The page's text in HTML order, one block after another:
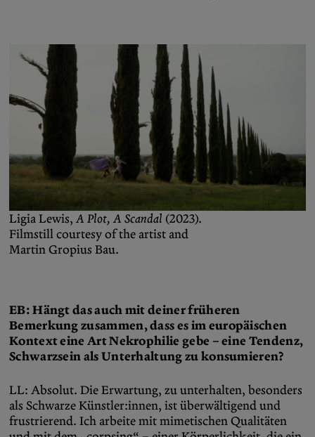
Ligia Lewis, A Plot, A Scandal (2023).
Filmstill courtesy of the artist and
Martin Gropius Bau.
EB: Hängt das auch mit deiner früheren
Bemerkung zusammen, dass es im europäischen
Kontext eine Art Nekrophilie gebe – eine Tendenz,
Schwarzsein als Unterhaltung zu konsumieren?
LL: Absolut. Die Erwartung, zu unterhalten, besonders
als Schwarze Künstler:innen, ist überwältigend und
frustrierend. Ich arbeite mit mimetischen Qualitäten